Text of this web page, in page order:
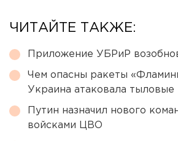
ЧИТАЙТЕ ТАКЖЕ:
Приложение УБРиР
Чем опасны ракеты
Украина атаковала
Путин назначил нового
войсками ЦВО